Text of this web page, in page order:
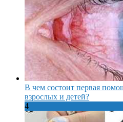
В чем состоит первая
взрослых и детей?
4